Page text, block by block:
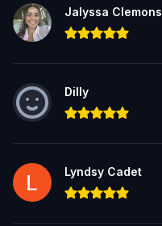
Jalyssa Clemons
Dilly
Lyndsy Cadet